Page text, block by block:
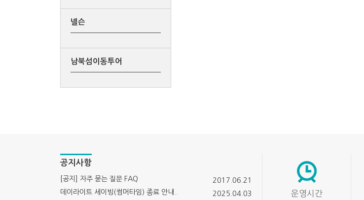
넬슨
남북섬이동투어
공지사항
[공지] 자주 묻는 질문 FAQ
2017.06.21
데이라이트 세이빙(썸머타임) 종료 안내..
2025.04.03 운영시간